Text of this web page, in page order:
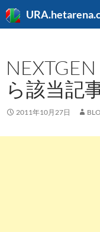
検
索
コ
ン
ツ
へ
キ
プ
ら該当記
2011年10月27日